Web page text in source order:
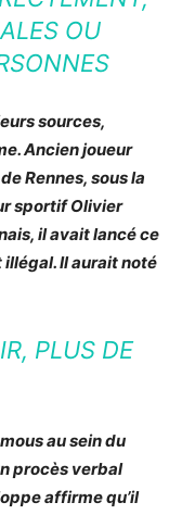
OU
sources,
Ancien joueur
Rennes, sous la
sportif Olivier
il avait lancé ce
Il aurait noté
PLUS DE
au sein du
procès verbal
affirme qu’il